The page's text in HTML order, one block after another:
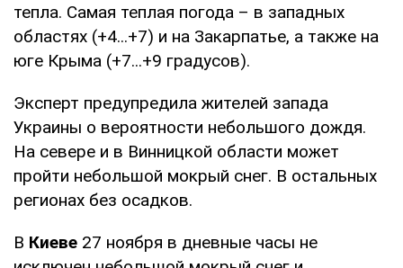
тепла. Самая теплая погода – в западных
областях (+4...+7) и на Закарпатье, а также на
юге Крыма (+7...+9 градусов).
Эксперт предупредила жителей запада
Украины о вероятности небольшого дождя.
На севере и в Винницкой области может
пройти небольшой мокрый снег. В остальных
регионах без осадков.
В Киеве 27 ноября в дневные часы не